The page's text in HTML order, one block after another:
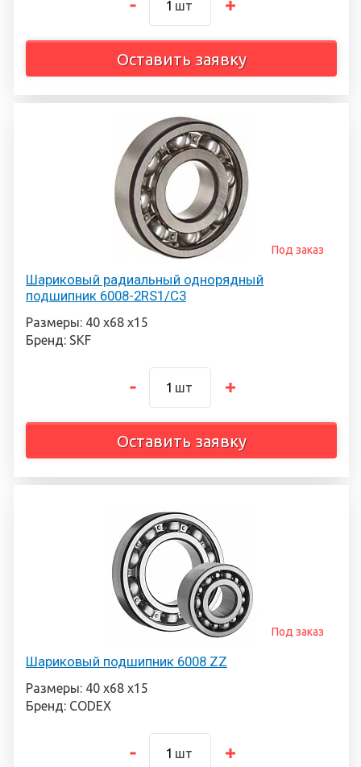
шт
Оставить заявку
Шариковый радиальный однорядный
подшипник 6008-2RS1/C3
Под заказ
Размеры: 40 х68 х15
Бренд: SKF
шт
Оставить заявку
Шариковый подшипник 6008 ZZ
Под заказ
Размеры: 40 х68 х15
Бренд: CODEX
шт